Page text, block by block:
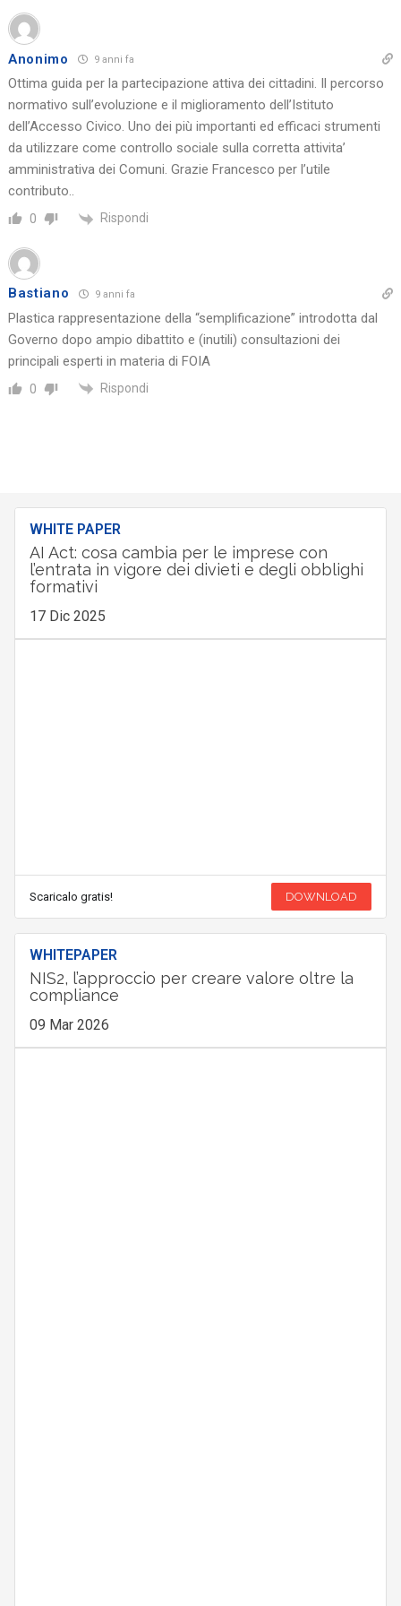
Anonimo 9 anni fa
Ottima guida per la partecipazione attiva dei cittadini. Il percorso
normativo sull’evoluzione e il miglioramento dell’Istituto
dell’Accesso Civico. Uno dei più importanti ed efficaci strumenti
da utilizzare come controllo sociale sulla corretta attivita’
amministrativa dei Comuni. Grazie Francesco per l’utile
contributo..
0 Rispondi
Bastiano 9 anni fa
Plastica rappresentazione della “semplificazione” introdotta dal
Governo dopo ampio dibattito e (inutili) consultazioni dei
principali esperti in materia di FOIA
0 Rispondi
WHITE PAPER
AI Act: cosa cambia per le imprese con
l’entrata in vigore dei divieti e degli obblighi
formativi
17 Dic 2025
Scaricalo gratis! DOWNLOAD
WHITEPAPER
NIS2, l’approccio per creare valore oltre la
compliance
09 Mar 2026